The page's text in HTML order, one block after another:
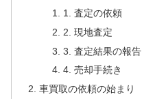
1. 査定の依頼
2. 現地査定
3. 査定結果の報告
4. 売却手続き
車買取の依頼の始まり